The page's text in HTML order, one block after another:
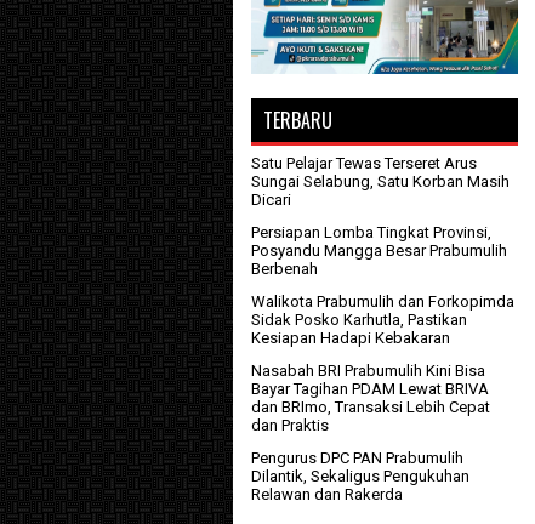
TERBARU
Satu Pelajar Tewas Terseret Arus
Sungai Selabung, Satu Korban Masih
Dicari
Persiapan Lomba Tingkat Provinsi,
Posyandu Mangga Besar Prabumulih
Berbenah
Walikota Prabumulih dan Forkopimda
Sidak Posko Karhutla, Pastikan
Kesiapan Hadapi Kebakaran
Nasabah BRI Prabumulih Kini Bisa
Bayar Tagihan PDAM Lewat BRIVA
dan BRImo, Transaksi Lebih Cepat
dan Praktis
Pengurus DPC PAN Prabumulih
Dilantik, Sekaligus Pengukuhan
Relawan dan Rakerda